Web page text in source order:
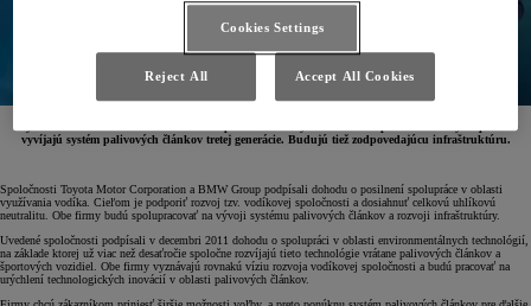
vyvíjajú systém palivových článkov tretej generácie. Budujú tiež zodpovedajúcu infraštruktúru.
Spoločnosti Toyota Motor Corporation a BMW Group podpísali dohodu o posilnení spolupráce v oblasti
využívania vodíka. Cieľom je podporiť rozvoj tzv. vodíkovej spoločnosti a dosiahnuť celkovú uhlíkovú
neutralitu. Obe firmy budú spolupracovať na vývoji systému palivových článkov a rozvoji infraštruktúry.
Uvedené spoločnosti podpísali v decembri 2011 dohodu o spolupráci v oblasti environmentálnych technológií,
na základe ktorej už viac než desaťročie spoločne rozvíjajú tieto technológie vrátane palivových článkov a
športových vozidiel. Obe firmy vyznávajú rovnakú víziu rozvoja vodíkovej spoločnosti a budú pracovať na
urýchlení technologických inovácií v oblasti palivových článkov.
Cookies Settings
Reject All Accept All Cookies